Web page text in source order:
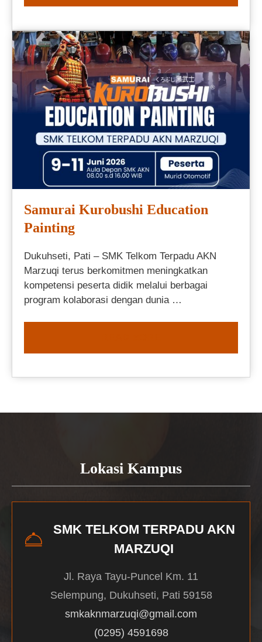
Samurai Kurobushi Education
Painting
Dukuhseti, Pati – SMK Telkom Terpadu AKN
Marzuqi terus berkomitmen meningkatkan
kompetensi peserta didik melalui berbagai
program kolaborasi dengan dunia …
Lokasi Kampus
SMK TELKOM TERPADU AKN
MARZUQI
Jl. Raya Tayu-Puncel Km. 11
Selempung, Dukuhseti, Pati 59158
smkaknmarzuqi@gmail.com
(0295) 4591698